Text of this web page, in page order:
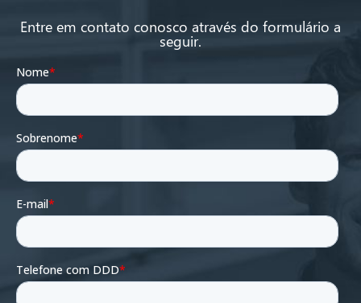
Entre em contato conosco através do formulário a
seguir.